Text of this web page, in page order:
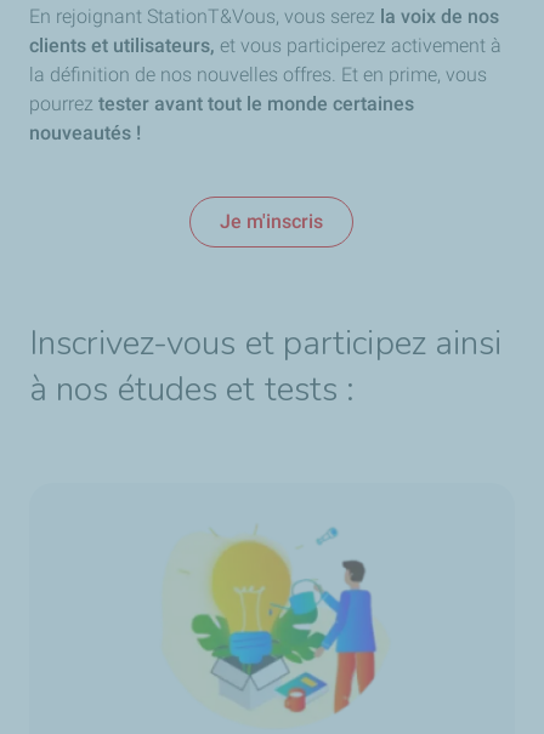
En rejoignant StationT&Vous, vous serez la voix de nos
clients et utilisateurs, et vous participerez activement à
la définition de nos nouvelles offres. Et en prime, vous
pourrez tester avant tout le monde certaines
nouveautés !
Je m'inscris
Inscrivez-vous et participez ainsi
à nos études et tests :